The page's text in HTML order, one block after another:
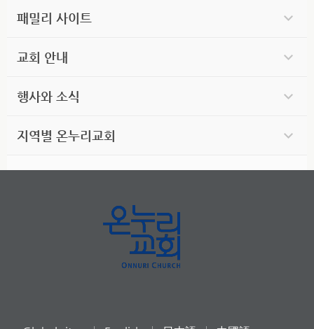
패밀리 사이트
교회 안내
행사와 소식
지역별 온누리교회